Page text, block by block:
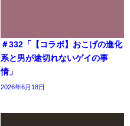
＃332「【コラボ】おこげの進化
系と男が途切れないゲイの事
情」
2026年6月18日